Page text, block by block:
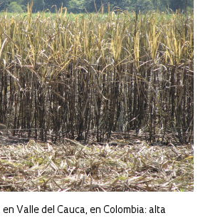
Valle del Cauca, en Colombia: alta